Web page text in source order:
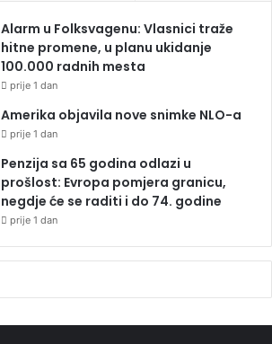
Alarm u Folksvagenu: Vlasnici traže
hitne promene, u planu ukidanje
100.000 radnih mesta
prije 1 dan
Amerika objavila nove snimke NLO-a
prije 1 dan
Penzija sa 65 godina odlazi u
prošlost: Evropa pomjera granicu,
negdje će se raditi i do 74. godine
prije 1 dan